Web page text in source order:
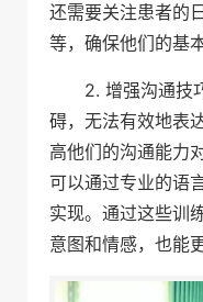
还需要关注患者的
等，确保他们的基
2. 增强沟通技
碍，无法有效地表
高他们的沟通能力
可以通过专业的语
实现。通过这些训
意图和情感，也能